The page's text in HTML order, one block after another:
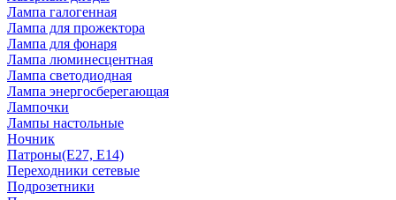
Лампа галогенная
Лампа для прожектора
Лампа для фонаря
Лампа люминесцентная
Лампа светодиодная
Лампа энергосберегающая
Лампочки
Лампы настольные
Ночник
Патроны(Е27, Е14)
Переходники сетевые
Подрозетники